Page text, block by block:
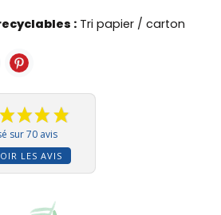
: Tri papier / carton
sur 70 avis
LES AVIS